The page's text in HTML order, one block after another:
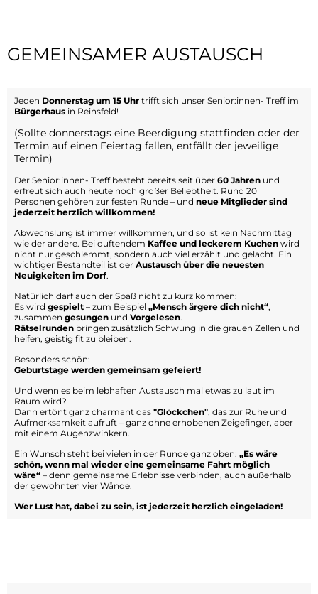
GEMEINSAMER AUSTAUSCH
Jeden Donnerstag um 15 Uhr trifft sich unser Senior:innen- Treff im
Bürgerhaus in Reinsfeld!
(Sollte donnerstags eine Beerdigung stattfinden oder der
Termin auf einen Feiertag fallen, entfällt der jeweilige
Termin)
Der Senior:innen- Treff besteht bereits seit über 60 Jahren und
erfreut sich auch heute noch großer Beliebtheit. Rund 20
Personen gehören zur festen Runde – und neue Mitglieder sind
jederzeit herzlich willkommen!
Abwechslung ist immer willkommen, und so ist kein Nachmittag
wie der andere. Bei duftendem Kaffee und leckerem Kuchen wird
nicht nur geschlemmt, sondern auch viel erzählt und gelacht. Ein
wichtiger Bestandteil ist der Austausch über die neuesten
Neuigkeiten im Dorf.
Natürlich darf auch der Spaß nicht zu kurz kommen:
Es wird gespielt – zum Beispiel „Mensch ärgere dich nicht“,
zusammen gesungen und Vorgelesen.
Rätselrunden bringen zusätzlich Schwung in die grauen Zellen und
helfen, geistig fit zu bleiben.
Besonders schön:
Geburtstage werden gemeinsam gefeiert!
Und wenn es beim lebhaften Austausch mal etwas zu laut im
Raum wird?
Dann ertönt ganz charmant das "Glöckchen", das zur Ruhe und
Aufmerksamkeit aufruft – ganz ohne erhobenen Zeigefinger, aber
mit einem Augenzwinkern.
Ein Wunsch steht bei vielen in der Runde ganz oben: „Es wäre
schön, wenn mal wieder eine gemeinsame Fahrt möglich
wäre“ – denn gemeinsame Erlebnisse verbinden, auch außerhalb
der gewohnten vier Wände.
Wer Lust hat, dabei zu sein, ist jederzeit herzlich eingeladen!